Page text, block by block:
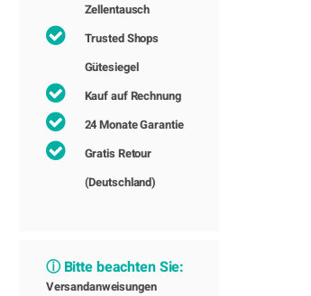
Zellentausch
Trusted Shops
Gütesiegel
Kauf auf Rechnung
24 Monate Garantie
Gratis Retour
(Deutschland)
ⓘ Bitte beachten Sie:
Versandanweisungen